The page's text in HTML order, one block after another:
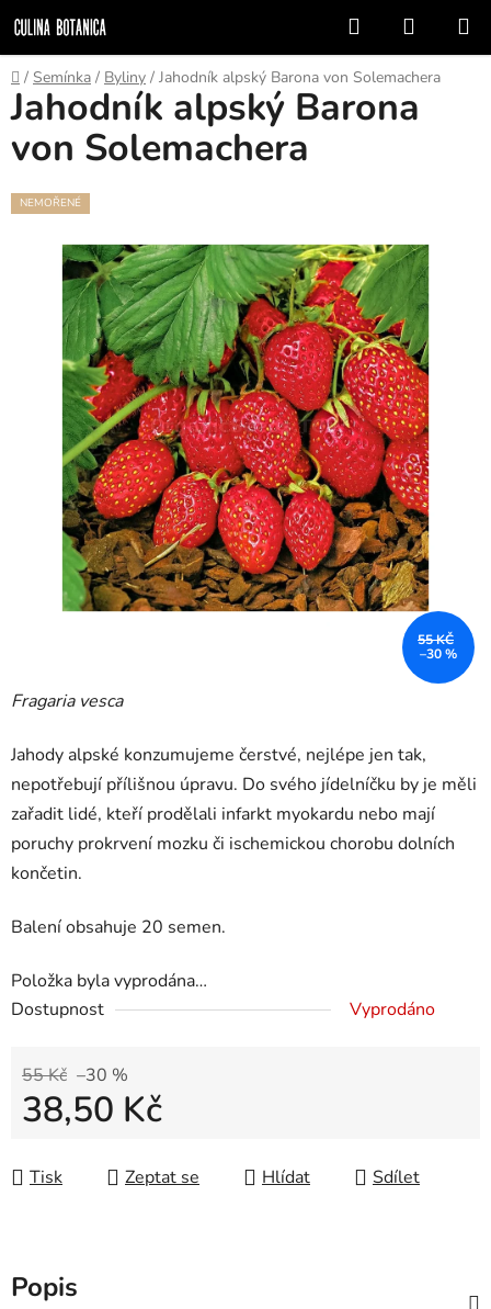
na
obsah
Hledat
KOŠÍK
Domů
/ Semínka / Byliny / Jahodník alpský Barona von Solemachera
Fragaria vesca
Jahody alpské konzumujeme čerstvé, nejlépe jen tak,
nepotřebují přílišnou úpravu. Do svého jídelníčku by je měli
zařadit lidé, kteří prodělali infarkt myokardu nebo mají
poruchy prokrvení mozku či ischemickou chorobu dolních
končetin.
Balení obsahuje 20 semen.
Položka byla vyprodána…
Dostupnost
Vyprodáno
55 Kč –30 %
38,50 Kč
Tisk
Zeptat se Hlídat Sdílet
Jahodník alpský Barona
von Solemachera
NEMOŘENÉ
55 KČ
–30 %
Popis